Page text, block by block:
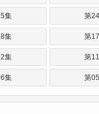
集 第
集 第
集 第
集 第